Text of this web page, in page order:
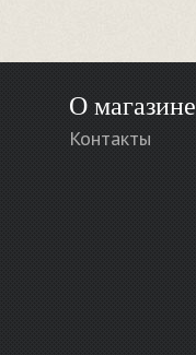
О магазине
Контакты